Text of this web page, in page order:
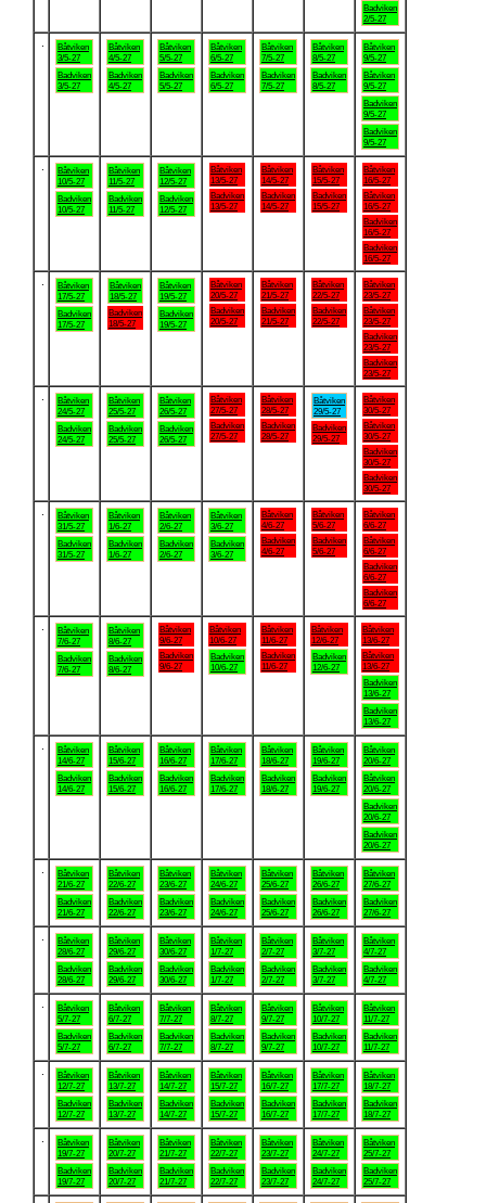
Badviken
2/5-27
Båtviken
3/5-27
Badviken
3/5-27
Båtviken
4/5-27
Badviken
4/5-27
Båtviken
5/5-27
Badviken
5/5-27
Båtviken
6/5-27
Badviken
6/5-27
Båtviken
7/5-27
Badviken
7/5-27
Båtviken
8/5-27
Badviken
8/5-27
Båtviken
9/5-27
Båtviken
9/5-27
Badviken
9/5-27
Badviken
9/5-27
Båtviken
10/5-27
Badviken
10/5-27
Båtviken
11/5-27
Badviken
11/5-27
Båtviken
12/5-27
Badviken
12/5-27
Båtviken
13/5-27
Badviken
13/5-27
Båtviken
14/5-27
Badviken
14/5-27
Båtviken
15/5-27
Badviken
15/5-27
Båtviken
16/5-27
Båtviken
16/5-27
Badviken
16/5-27
Badviken
16/5-27
Båtviken
17/5-27
Badviken
17/5-27
Båtviken
18/5-27
Badviken
18/5-27
Båtviken
19/5-27
Badviken
19/5-27
Båtviken
20/5-27
Badviken
20/5-27
Båtviken
21/5-27
Badviken
21/5-27
Båtviken
22/5-27
Badviken
22/5-27
Båtviken
23/5-27
Båtviken
23/5-27
Badviken
23/5-27
Badviken
23/5-27
Båtviken
24/5-27
Badviken
24/5-27
Båtviken
25/5-27
Badviken
25/5-27
Båtviken
26/5-27
Badviken
26/5-27
Båtviken
27/5-27
Badviken
27/5-27
Båtviken
28/5-27
Badviken
28/5-27
Båtviken
29/5-27
Badviken
29/5-27
Båtviken
30/5-27
Båtviken
30/5-27
Badviken
30/5-27
Badviken
30/5-27
Båtviken
31/5-27
Badviken
31/5-27
Båtviken
1/6-27
Badviken
1/6-27
Båtviken
2/6-27
Badviken
2/6-27
Båtviken
3/6-27
Badviken
3/6-27
Båtviken
4/6-27
Badviken
4/6-27
Båtviken
5/6-27
Badviken
5/6-27
Båtviken
6/6-27
Båtviken
6/6-27
Badviken
6/6-27
Badviken
6/6-27
Båtviken
7/6-27
Badviken
7/6-27
Båtviken
8/6-27
Badviken
8/6-27
Båtviken
9/6-27
Badviken
9/6-27
Båtviken
10/6-27
Badviken
10/6-27
Båtviken
11/6-27
Badviken
11/6-27
Båtviken
12/6-27
Badviken
12/6-27
Båtviken
13/6-27
Båtviken
13/6-27
Badviken
13/6-27
Badviken
13/6-27
Båtviken
14/6-27
Badviken
14/6-27
Båtviken
15/6-27
Badviken
15/6-27
Båtviken
16/6-27
Badviken
16/6-27
Båtviken
17/6-27
Badviken
17/6-27
Båtviken
18/6-27
Badviken
18/6-27
Båtviken
19/6-27
Badviken
19/6-27
Båtviken
20/6-27
Båtviken
20/6-27
Badviken
20/6-27
Badviken
20/6-27
Båtviken
21/6-27
Badviken
21/6-27
Båtviken
22/6-27
Badviken
22/6-27
Båtviken
23/6-27
Badviken
23/6-27
Båtviken
24/6-27
Badviken
24/6-27
Båtviken
25/6-27
Badviken
25/6-27
Båtviken
26/6-27
Badviken
26/6-27
Båtviken
27/6-27
Badviken
27/6-27
Båtviken
28/6-27
Badviken
28/6-27
Båtviken
29/6-27
Badviken
29/6-27
Båtviken
30/6-27
Badviken
30/6-27
Båtviken
1/7-27
Badviken
1/7-27
Båtviken
2/7-27
Badviken
2/7-27
Båtviken
3/7-27
Badviken
3/7-27
Båtviken
4/7-27
Badviken
4/7-27
Båtviken
5/7-27
Badviken
5/7-27
Båtviken
6/7-27
Badviken
6/7-27
Båtviken
7/7-27
Badviken
7/7-27
Båtviken
8/7-27
Badviken
8/7-27
Båtviken
9/7-27
Badviken
9/7-27
Båtviken
10/7-27
Badviken
10/7-27
Båtviken
11/7-27
Badviken
11/7-27
Båtviken
12/7-27
Badviken
12/7-27
Båtviken
13/7-27
Badviken
13/7-27
Båtviken
14/7-27
Badviken
14/7-27
Båtviken
15/7-27
Badviken
15/7-27
Båtviken
16/7-27
Badviken
16/7-27
Båtviken
17/7-27
Badviken
17/7-27
Båtviken
18/7-27
Badviken
18/7-27
Båtviken
19/7-27
Badviken
19/7-27
Båtviken
20/7-27
Badviken
20/7-27
Båtviken
21/7-27
Badviken
21/7-27
Båtviken
22/7-27
Badviken
22/7-27
Båtviken
23/7-27
Badviken
23/7-27
Båtviken
24/7-27
Badviken
24/7-27
Båtviken
25/7-27
Badviken
25/7-27